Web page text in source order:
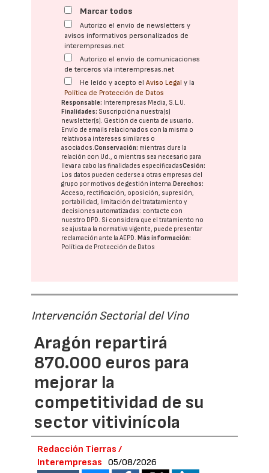
Marcar todos
Autorizo el envío de newsletters y
avisos informativos personalizados de
interempresas.net
Autorizo el envío de comunicaciones
de terceros vía interempresas.net
He leído y acepto elAviso Legal y la
Política de Protección de Datos
Responsable: Interempresas Media, S.L.U.
Finalidades: Suscripción a nuestra(s)
newsletter(s). Gestión de cuenta de usuario.
Envío de emails relacionados con la misma o
relativos a intereses similares o
asociados.Conservación: mientras dure la
relación con Ud., o mientras sea necesario para
llevar a cabo las finalidades especificadasCesión:
Los datos pueden cederse a otras empresas del
grupo por motivos de gestión interna.Derechos:
Acceso, rectificación, oposición, supresión,
portabilidad, limitación del tratatamiento y
decisiones automatizadas: contacte con
nuestro DPD. Si considera que el tratamiento no
se ajusta a la normativa vigente, puede presentar
reclamación ante laAEPD.Más información:
Política de Protección de Datos
Intervención Sectorial del Vino
Aragón repartirá
870.000 euros para
mejorar la
competitividad de su
sector vitivinícola
Redacción Tierras /
Interempresas
05/08/2026